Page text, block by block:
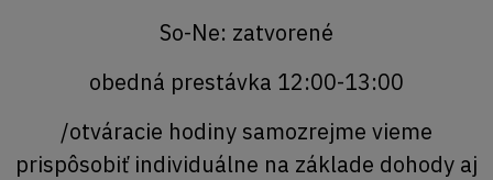
So-Ne: zatvorené
obedná prestávka 12:00-13:00
/otváracie hodiny samozrejme vieme
prispôsobiť individuálne na základe dohody aj